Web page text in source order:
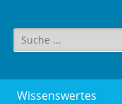
Suche
für:
Wissenswertes